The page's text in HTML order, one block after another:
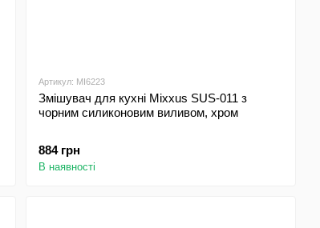
Артикул: MI6223
Змішувач для кухні Mixxus SUS-011 з
чорним силиконовим виливом, хром
884 грн
В наявності